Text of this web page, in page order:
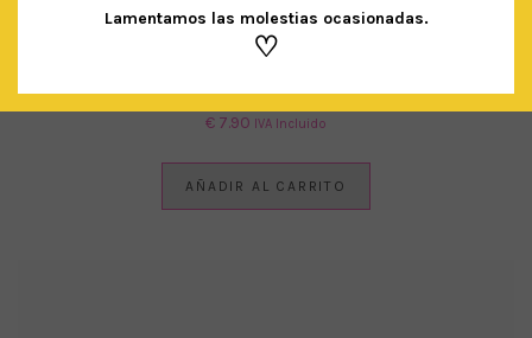
€ 7.90 IVA Incluido
AÑADIR AL CARRITO
Lamentamos las molestias ocasionadas.
♡